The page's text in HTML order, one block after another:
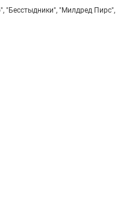
"Бесстыдники", "Милдред Пирс",